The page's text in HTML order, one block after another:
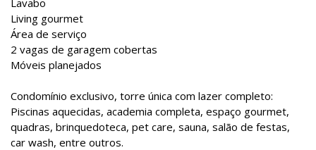
Living gourmet
Área de serviço
2 vagas de garagem cobertas
Móveis planejados
Condomínio exclusivo, torre única com lazer completo:
Piscinas aquecidas, academia completa, espaço gourmet,
quadras, brinquedoteca, pet care, sauna, salão de festas,
car wash, entre outros.